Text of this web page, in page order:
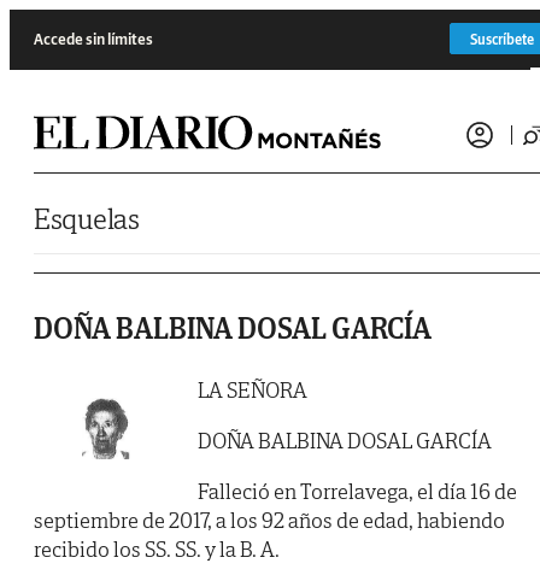
Accede sin límites Suscríbete
Esquelas
DOÑA BALBINA DOSAL GARCÍA
LA SEÑORA
DOÑA BALBINA DOSAL GARCÍA
Falleció en Torrelavega, el día 16 de
septiembre de 2017, a los 92 años de edad, habiendo
recibido los SS. SS. y la B. A.